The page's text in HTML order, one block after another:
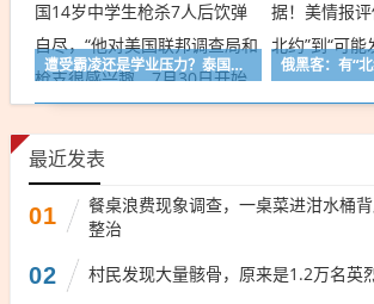
遭受霸凌还是学业压力？泰国14岁中学生枪杀7人后饮弹自尽，“他对美国联邦调查局和枪支很感兴趣，7月30日开始看其他国家枪击事件视频”
最近发表
01
餐桌浪费现象调查，一桌菜进泔水桶
整治
02 村民发现大量骸骨，原来是1.2万名英